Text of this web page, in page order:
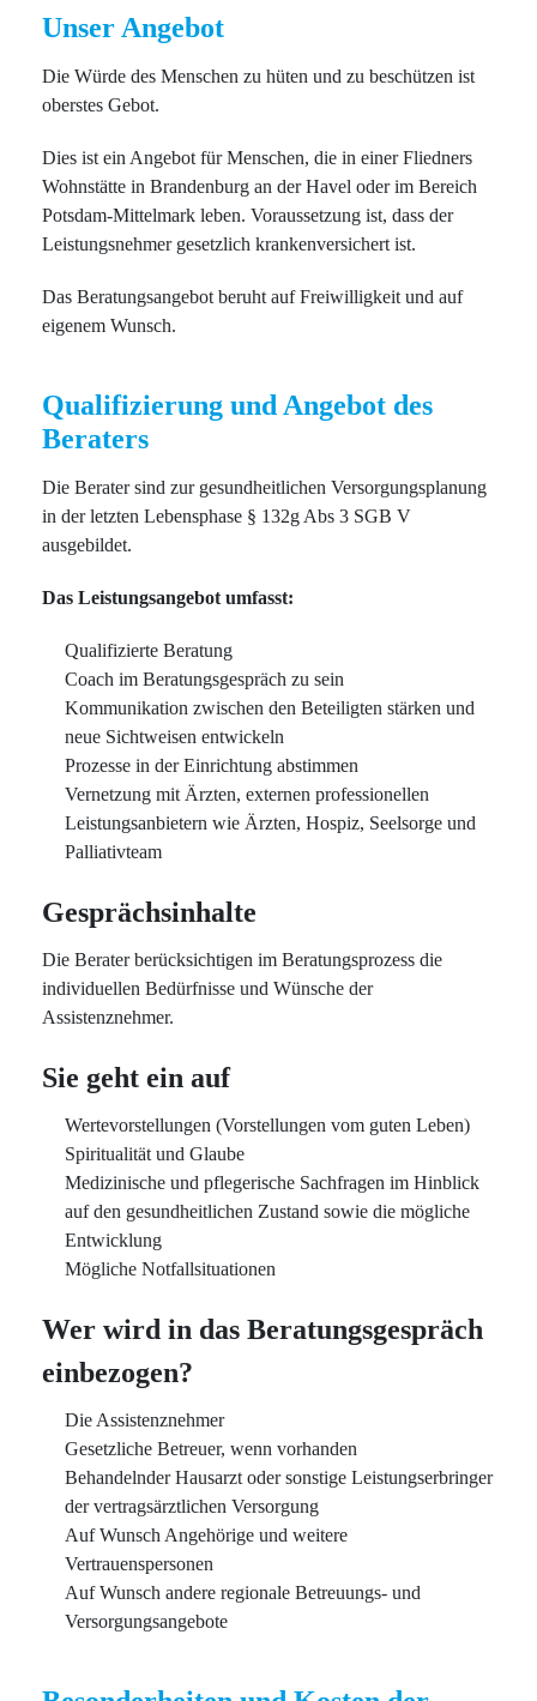
Unser Angebot
Die Würde des Menschen zu hüten und zu beschützen ist
oberstes Gebot.
Dies ist ein Angebot für Menschen, die in einer Fliedners
Wohnstätte in Brandenburg an der Havel oder im Bereich
Potsdam-Mittelmark leben. Voraussetzung ist, dass der
Leistungsnehmer gesetzlich krankenversichert ist.
Das Beratungsangebot beruht auf Freiwilligkeit und auf
eigenem Wunsch.
Qualifizierung und Angebot des
Beraters
Die Berater sind zur gesundheitlichen Versorgungsplanung
in der letzten Lebensphase § 132g Abs 3 SGB V
ausgebildet.
Das Leistungsangebot umfasst:
Qualifizierte Beratung
Coach im Beratungsgespräch zu sein
Kommunikation zwischen den Beteiligten stärken und
neue Sichtweisen entwickeln
Prozesse in der Einrichtung abstimmen
Vernetzung mit Ärzten, externen professionellen
Leistungsanbietern wie Ärzten, Hospiz, Seelsorge und
Palliativteam
Gesprächsinhalte
Die Berater berücksichtigen im Beratungsprozess die
individuellen Bedürfnisse und Wünsche der
Assistenznehmer.
Sie geht ein auf
Wertevorstellungen (Vorstellungen vom guten Leben)
Spiritualität und Glaube
Medizinische und pflegerische Sachfragen im Hinblick
auf den gesundheitlichen Zustand sowie die mögliche
Entwicklung
Mögliche Notfallsituationen
Wer wird in das Beratungsgespräch
einbezogen?
Die Assistenznehmer
Gesetzliche Betreuer, wenn vorhanden
Behandelnder Hausarzt oder sonstige Leistungserbringer
der vertragsärztlichen Versorgung
Auf Wunsch Angehörige und weitere
Vertrauenspersonen
Auf Wunsch andere regionale Betreuungs- und
Versorgungsangebote